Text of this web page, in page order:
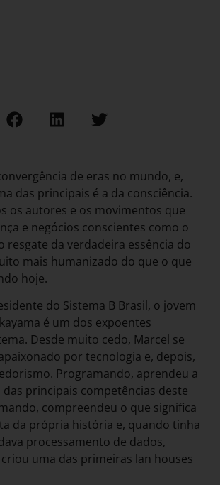
de eras no mundo, e,
das principais é a da consciência.
os autores e os movimentos que
e negócios conscientes como o
resgate da verdadeira essência do
mais humanizado do que o que
hoje.
do Sistema B Brasil, o jovem
é um dos expoentes
Desde muito cedo, Marcel se
por tecnologia e, depois,
Programando, aprendeu a
principais competências deste
compreendeu o que significa
da própria história e, quando tinha
processamento de dados,
uma das primeiras lan houses